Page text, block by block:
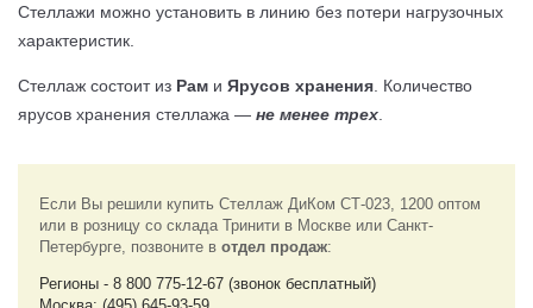
Стеллажи можно установить в линию без потери нагрузочных
характеристик.
Стеллаж состоит из Рам и Ярусов хранения . Количество
ярусов хранения стеллажа — не менее трех
Если Вы решили купить Стеллаж ДиКом СТ-023, 1200 оптом
или в розницу со склада Тринити в Москве или Санкт-
Петербурге, позвоните в отдел продаж:
Регионы - 8 800 775-12-67 (звонок бесплатный)